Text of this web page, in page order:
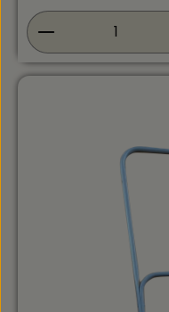
Prinzip), das ein
Startverhalten
Flüssigkeitssäule im
Ausgestattet mit
Pumpenkopf,
Fachmarkt für
Materialgüte und
professionellen
Details:Modell: AL-KO
Watt / 230 V (mit
Fördermenge: Bis zu
m³/h)Maximale
barMaximale
1-stufig mit
Standardisiertes G 1
Produkt Anzahl: